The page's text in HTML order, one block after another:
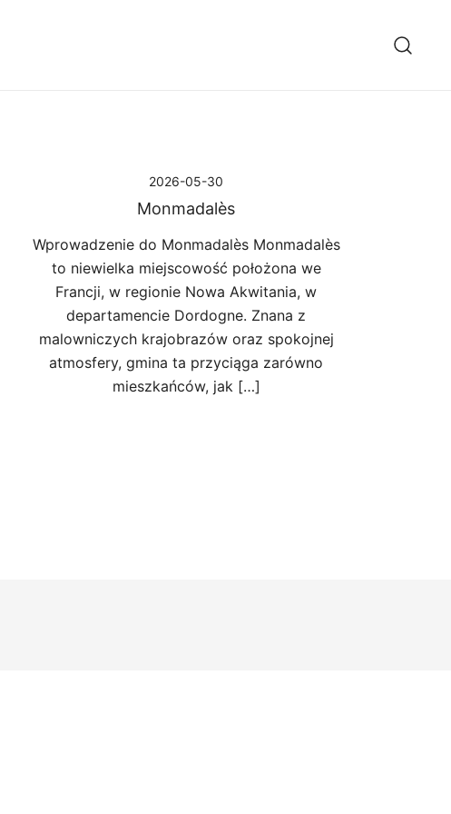
2026-05-30
Monmadalès
Wprowadzenie do Monmadalès Monmadalès
to niewielka miejscowość położona we
Francji, w regionie Nowa Akwitania, w
departamencie Dordogne. Znana z
malowniczych krajobrazów oraz spokojnej
atmosfery, gmina ta przyciąga zarówno
mieszkańców, jak […]